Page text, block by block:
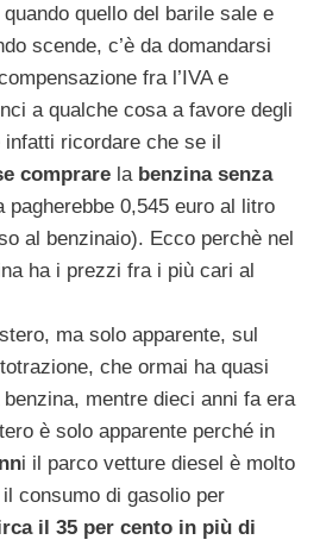
quando quello del barile sale e
scende, c’è da domandarsi
fra l’IVA e
a qualche cosa a favore degli
ricordare che se il
comprare la benzina senza
pagherebbe 0,545 euro al litro
al benzinaio). Ecco perchè nel
ha i prezzi fra i più cari al
ma solo apparente, sul
che ormai ha quasi
mentre dieci anni fa era
è solo apparente perché in
i il parco vetture diesel è molto
consumo di gasolio per
il 35 per cento in più di